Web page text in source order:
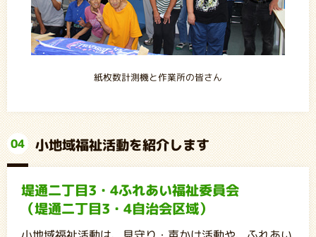
紙枚数計測機と作業所の皆さん
04 小地域福祉活動を紹介します
堤通二丁目3・4ふれあい福祉委員会
（堤通二丁目3・4自治会区域）